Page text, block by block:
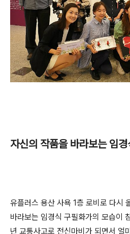
자신의 작품을 바라보는 임
유플러스 용산 사욕 1층 로비로 다시
바라보는 임경식 구필화가의 모습이
년 교통사고로 전신마비가 되면서 얼